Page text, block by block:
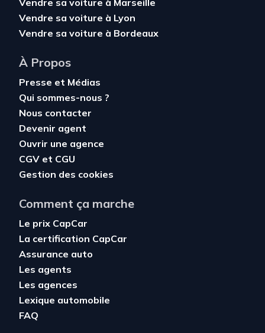
Vendre sa voiture à Marseille
Vendre sa voiture à Lyon
Vendre sa voiture à Bordeaux
À Propos
Presse et Médias
Qui sommes-nous ?
Nous contacter
Devenir agent
Ouvrir une agence
CGV et CGU
Gestion des cookies
Comment ça marche
Le prix CapCar
La certification CapCar
Assurance auto
Les agents
Les agences
Lexique automobile
FAQ